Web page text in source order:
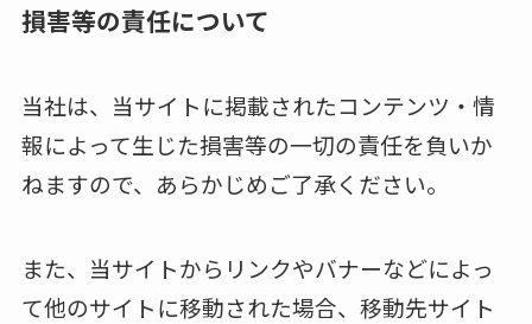
損害等の責任について
当社は、当サイトに掲載されたコンテンツ・情
報によって生じた損害等の一切の責任を負いか
ねますので、あらかじめご了承ください。
また、当サイトからリンクやバナーなどによっ
て他のサイトに移動された場合、移動先サイト